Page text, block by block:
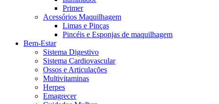
Primer
Acessórios Maquilhagem
Limas e Pinças
Pincéis e Esponjas de maquilhagem
Bem-Estar
Sistema Digestivo
Sistema Cardiovascular
Ossos e Articulações
Multivitaminas
Herpes
Emagrecer